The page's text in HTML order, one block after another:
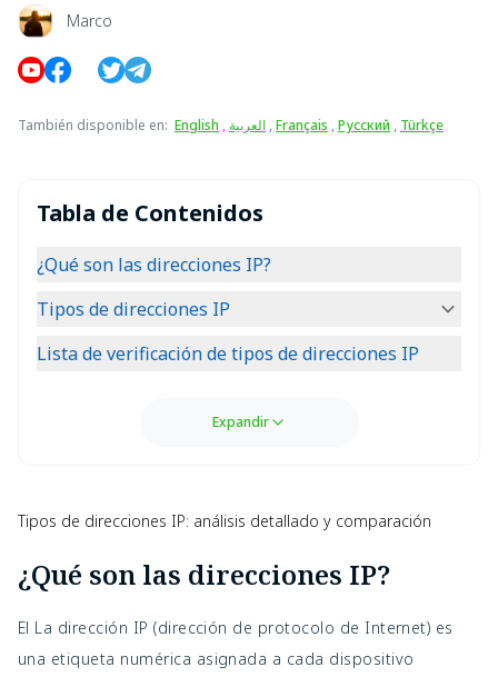
Marco
También disponible en: English , العربية ,Français ,Русский , Türkçe
Tabla de Contenidos
¿Qué son las direcciones IP?
Tipos de direcciones IP
Lista de verificación de tipos de direcciones IP
Expandir
Tipos de direcciones IP: análisis detallado y comparación
¿Qué son las direcciones IP?
El La dirección IP (dirección de protocolo de Internet) es
una etiqueta numérica asignada a cada dispositivo